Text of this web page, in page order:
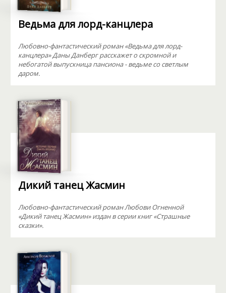
Ведьма для лорд-канцлера
Любовно-фантастический роман «Ведьма для лорд-
канцлера» Даны Данберг расскажет о скромной и
небогатой выпускница пансиона - ведьме со светлым
даром.
Дикий танец Жасмин
Любовно-фантастический роман Любови Огненной
«Дикий танец Жасмин» издан в серии книг «Страшные
сказки».